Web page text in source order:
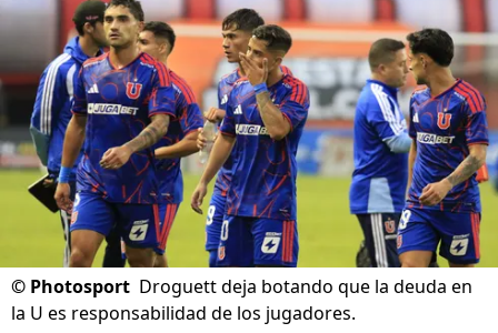
© Photosport Droguett deja botando que la deuda en
la U es responsabilidad de los jugadores.